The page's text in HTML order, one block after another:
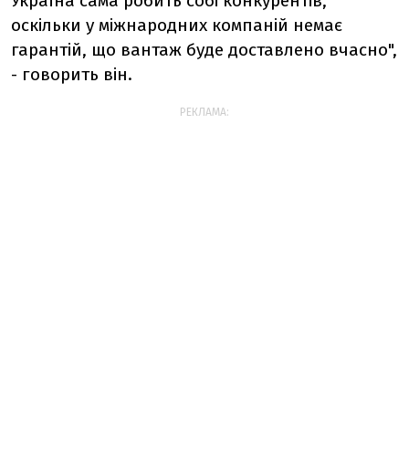
оскільки у міжнародних компаній немає
гарантій, що вантаж буде доставлено вчасно",
- говорить він.
РЕКЛАМА: